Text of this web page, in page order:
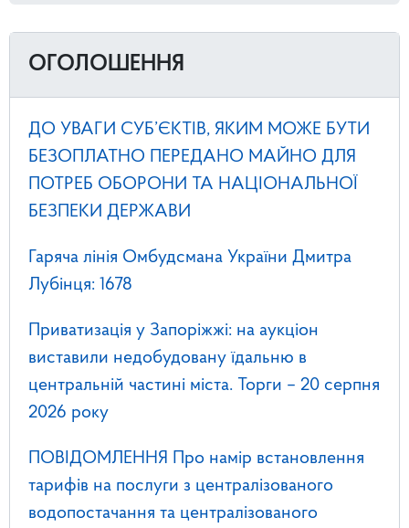
ОГОЛОШЕННЯ
ДО УВАГИ СУБ’ЄКТІВ, ЯКИМ МОЖЕ БУТИ
БЕЗОПЛАТНО ПЕРЕДАНО МАЙНО ДЛЯ
ПОТРЕБ ОБОРОНИ ТА НАЦІОНАЛЬНОЇ
БЕЗПЕКИ ДЕРЖАВИ
Гаряча лінія Омбудсмана України Дмитра
Лубінця: 1678
Приватизація у Запоріжжі: на аукціон
виставили недобудовану їдальню в
центральній частині міста. Торги – 20 серпня
2026 року
ПОВІДОМЛЕННЯ Про намір встановлення
тарифів на послуги з централізованого
водопостачання та централізованого